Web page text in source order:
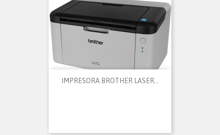
IMPRESORA BROTHER LASER...